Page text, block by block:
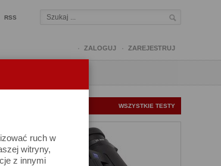
ruch w
witryny,
z innymi
RSS
ZALOGUJ ZAREJESTRUJ
WSZYSTKIE TESTY